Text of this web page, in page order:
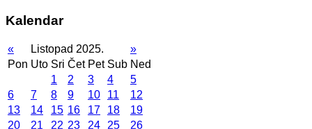
Kalendar
« Listopad 2025.
»
Pon Uto Sri Čet Pet Sub Ned
1
2 3 4
5
6
7 8 9 10 11
12
13
14 15 16 17 18
19
20
21 22 23 24 25
26